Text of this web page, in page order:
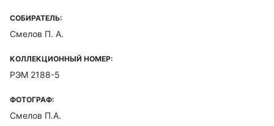
СОБИРАТЕЛЬ:
Смелов П. А.
КОЛЛЕКЦИОННЫЙ НОМЕР:
РЭМ 2188-5
ФОТОГРАФ:
Смелов П.А.